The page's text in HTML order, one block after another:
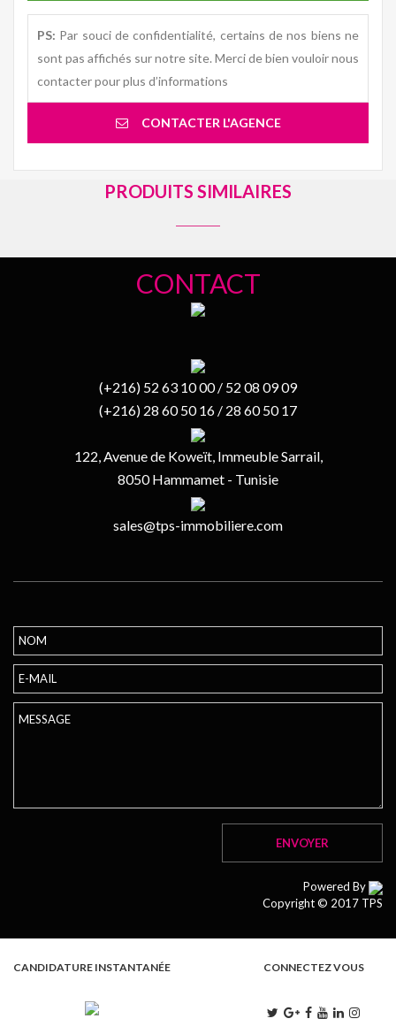
PS: Par souci de confidentialité, certains de nos biens ne
sont pas affichés sur notre site. Merci de bien vouloir nous
contacter pour plus d’informations
CONTACTER L'AGENCE
PRODUITS SIMILAIRES
CONTACT
(+216) 52 63 10 00 / 52 08 09 09
(+216) 28 60 50 16 / 28 60 50 17
122, Avenue de Koweït, Immeuble Sarrail,
8050 Hammamet - Tunisie
sales@tps-immobiliere.com
Powered By
Copyright © 2017 TPS
CANDIDATURE INSTANTANÉE CONNECTEZ VOUS